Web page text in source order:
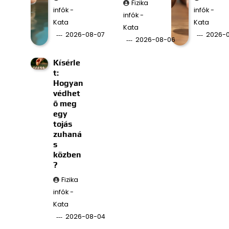
infók -
Kata
2026-08-07
Fizika
infók -
Kata
2026-08-06
infók -
Kata
2026-
Kísérle
t:
Hogyan
védhet
ő meg
egy
tojás
zuhaná
s
közben
?
Fizika
infók -
Kata
2026-08-04